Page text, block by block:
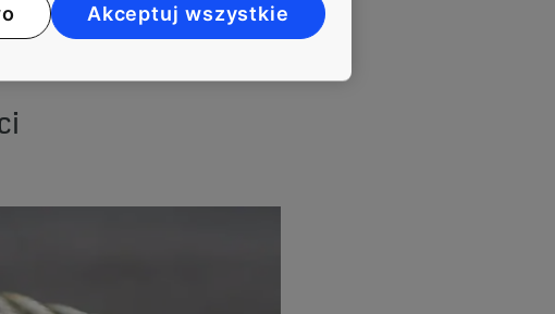
wydajność operacyjną,
cyklu życia" – mówiTimo
Akceptuj wszystkie